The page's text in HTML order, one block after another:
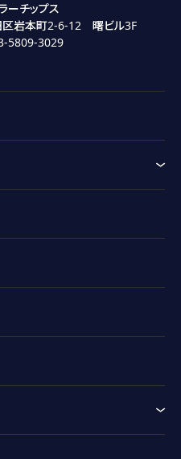
ーチップス
岩本町2-6-12 曙ビル3F
5809-3029